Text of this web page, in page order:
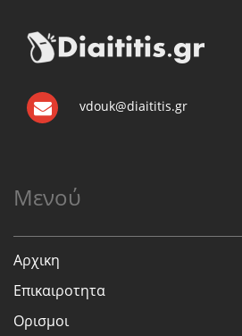
vdouk@diaititis.gr
Μενού
Αρχικη
Επικαιροτητα
Ορισμοι